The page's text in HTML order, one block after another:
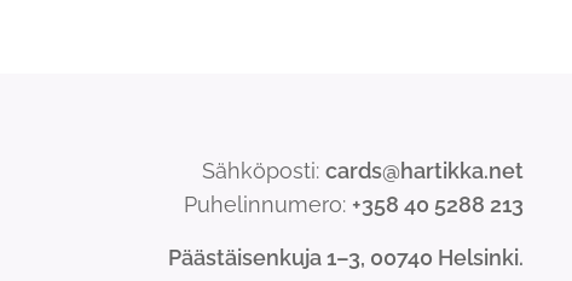
Sähköposti: cards@hartikka.net
Puhelinnumero: +358 40 5288 213
Päästäisenkuja 1–3, 00740 Helsinki.